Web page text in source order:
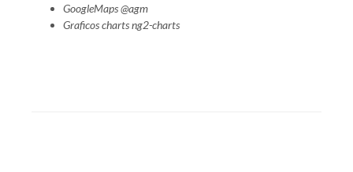
GoogleMaps @agm
Graficos charts ng2-charts